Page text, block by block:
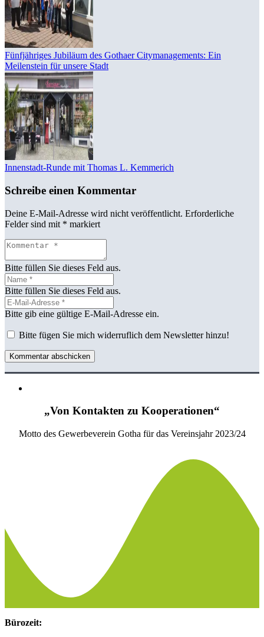
Fünfjähriges Jubiläum des Gothaer Citymanagements: Ein
Meilenstein für unsere Stadt
Innenstadt-Runde mit Thomas L. Kemmerich
Schreibe einen Kommentar
Deine E-Mail-Adresse wird nicht veröffentlicht. Erforderliche
Felder sind mit * markiert
Bitte füllen Sie dieses Feld aus.
Bitte füllen Sie dieses Feld aus.
Bitte gib eine gültige E-Mail-Adresse ein.
Bitte fügen Sie mich widerruflich dem Newsletter hinzu!
Kommentar abschicken
„Von Kontakten zu Kooperationen“
Motto des Gewerbeverein Gotha für das Vereinsjahr 2023/24
Bürozeit: